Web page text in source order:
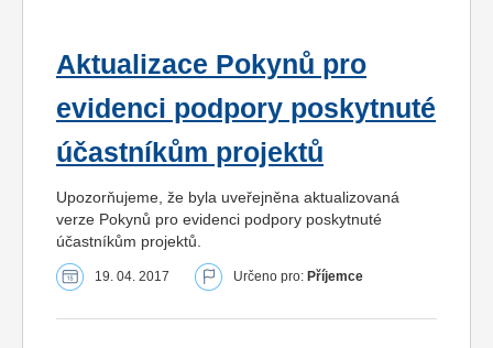
Aktualizace Pokynů pro
evidenci podpory poskytnuté
účastníkům projektů
Upozorňujeme, že byla uveřejněna aktualizovaná
verze Pokynů pro evidenci podpory poskytnuté
účastníkům projektů.
19. 04. 2017 Určeno pro: Příjemce